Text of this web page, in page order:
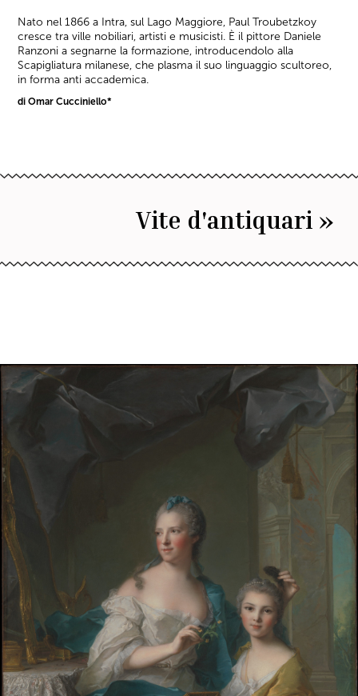
Nato nel 1866 a Intra, sul Lago Maggiore, Paul Troubetzkoy
cresce tra ville nobiliari, artisti e musicisti. È il pittore Daniele
Ranzoni a segnarne la formazione, introducendolo alla
Scapigliatura milanese, che plasma il suo linguaggio scultoreo,
in forma anti accademica.
di Omar Cucciniello*
Vite d'antiquari »